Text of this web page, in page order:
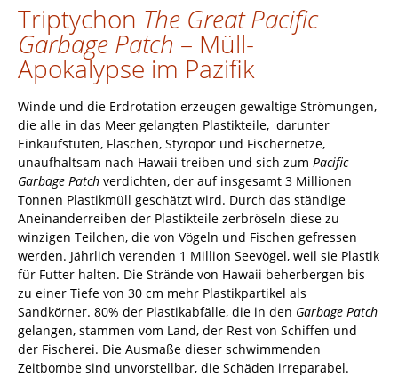
Triptychon The Great Pacific
Garbage Patch – Müll-
Apokalypse im Pazifik
Winde und die Erdrotation erzeugen gewaltige Strömungen,
die alle in das Meer gelangten Plastikteile, darunter
Einkaufstüten, Flaschen, Styropor und Fischernetze,
unaufhaltsam nach Hawaii treiben und sich zum Pacific
Garbage Patch verdichten, der auf insgesamt 3 Millionen
Tonnen Plastikmüll geschätzt wird. Durch das ständige
Aneinanderreiben der Plastikteile zerbröseln diese zu
winzigen Teilchen, die von Vögeln und Fischen gefressen
werden. Jährlich verenden 1 Million Seevögel, weil sie Plastik
für Futter halten. Die Strände von Hawaii beherbergen bis
zu einer Tiefe von 30 cm mehr Plastikpartikel als
Sandkörner. 80% der Plastikabfälle, die in den Garbage Patch
gelangen, stammen vom Land, der Rest von Schiffen und
der Fischerei. Die Ausmaße dieser schwimmenden
Zeitbombe sind unvorstellbar, die Schäden irreparabel.